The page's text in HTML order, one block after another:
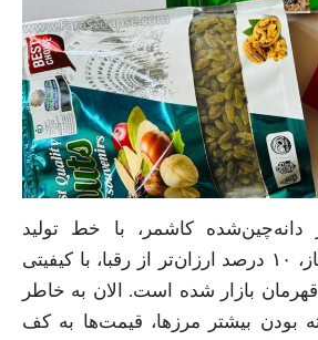
کاشمر، با خط تولید
اختصاصی سالار ممتاز، ۱۰ درصد ارزان‌تر از رقبا، با کیفیتی
بازار شده است. الان به خاطر
بیشتر مرزها، قیمت‌ها به کف